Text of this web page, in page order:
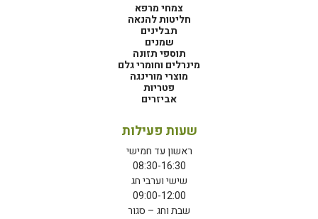
צמחי מרפא
חליטות להנאה
תבלינים
שמנים
תוספי תזונה
מינרלים וחומרי גלם
מוצרי מורינגה
פטריות
אביזרים
שעות פעילות
ראשון עד חמישי
08:30-16:30
שישי וערבי חג
09:00-12:00
שבת וחג – סגור